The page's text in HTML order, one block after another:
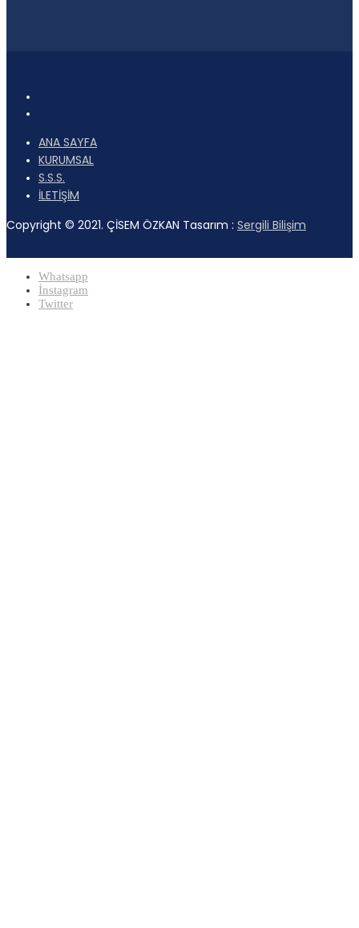
ANA SAYFA
KURUMSAL
S.S.S.
İLETİŞİM
Copyright © 2021. ÇİSEM ÖZKAN Tasarım : Sergili Bilişim
Whatsapp
İnstagram
Twitter